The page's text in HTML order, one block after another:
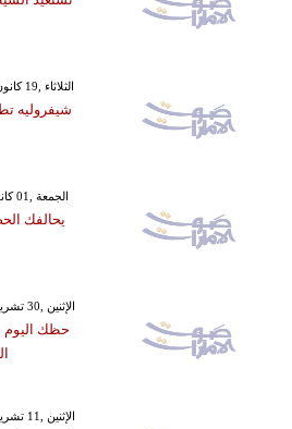
GMT 15:06 2017 الثلاثاء ,19 كانون الأول / ديسمبر
شيفروليه
GMT 17:50 2021 الجمعة ,01 كانون الثاني / يناير
يحالفك
GMT 12:12 2020 الإثنين ,30 تشرين الثاني / نوفمبر
GMT 17:57 2019 الإثنين ,11 تشرين الثاني / نوفمبر